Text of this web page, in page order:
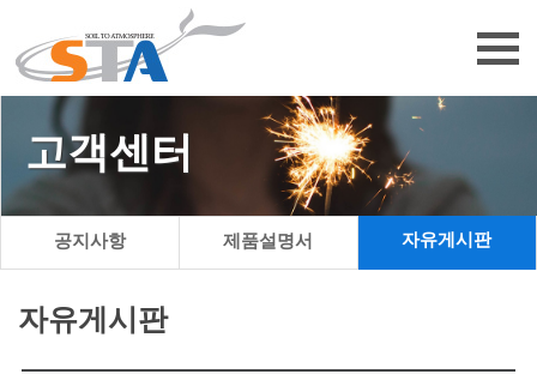
고객센터
공지사항 제품설명서 자유게시판
자유게시판